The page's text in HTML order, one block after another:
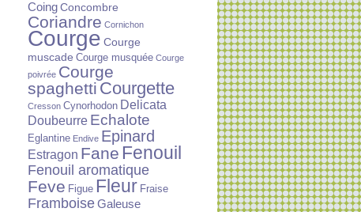
CoingConcombre
Coriandre Cornichon
Courge Courge
muscade Courge musquée Courge
poivrée Courge
spaghetti Courgette
Cresson Cynorhodon Delicata
Doubeurre Echalote
Eglantine Endive Epinard
Estragon Fane Fenouil
Fenouil aromatique
Feve Figue Fleur Fraise
FramboiseGaleuse